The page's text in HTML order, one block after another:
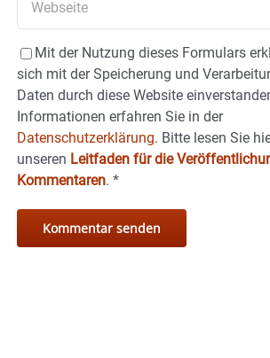
Mit der Nutzung dieses Formulars
sich mit der Speicherung und
Daten durch diese Website
Informationen erfahren Sie in der
Datenschutzerklärung. Bitte lesen Sie
unseren Leitfaden für die
Kommentaren. *